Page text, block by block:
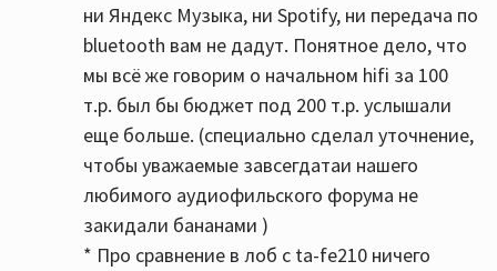
ни Яндекс Музыка, ни Spotify, ни передача по
bluetooth вам не дадут. Понятное дело, что
мы всё же говорим о начальном hifi за 100
т.р. был бы бюджет под 200 т.р. услышали
еще больше. (специально сделал уточнение,
чтобы уважаемые завсегдатаи нашего
любимого аудиофильского форума не
закидали бананами )
* Про сравнение в лоб с ta-fe210 ничего